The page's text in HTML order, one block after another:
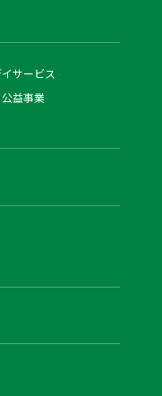
サービス
公益事業